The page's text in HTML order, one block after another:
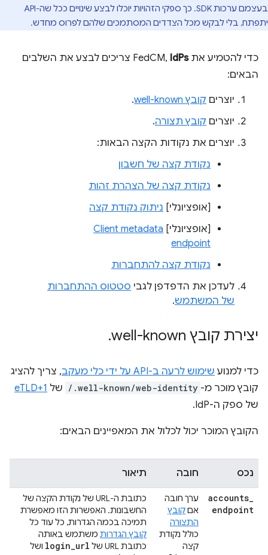
בעצמם ערכות SDK. כך ספקי הזהויות יוכלו לבצע שינויים ככל שה-API
יתפתח, בלי לבקש מכל הצדדים המסתמכים שלהם לפרוס מחדש.
כדי להטמיע את FedCM,IdPs
צריכים לבצע את השלבים
הבאים:
יוצרים קובץ well-known
.
יוצרים קובץ תצורה.
יוצרים את נקודות הקצה הבאות:
נקודת קצה של חשבון
נקודת קצה של הצהרת זהות
[אופציונלי] ניתוק נקודת קצה
[אופציונלי] Client metadata
endpoint
נקודת קצה להתחברות
לעדכן את הדפדפן לגבי סטטוס ההתחברות
של המשתמש.
יצירת קובץ ‎ .well-known
כדי למנוע שימוש לרעה ב-API על ידי כלי מעקב
, צריך להציג
קובץ מוכר מ- /.well-known/web-identity של eTLD+1
של ספק ה-IdP.
הקובץ המוכר יכול לכלול את המאפיינים הבאים:
נכס חובה תיאור
accounts_
endpoint
ערך חובה
אםקובץ
התצורה
כולל נקודת
קצה
כתובת ה-URL של נקודת הקצה של
החשבונות. האפשרות הזו מאפשרת
תמיכה בכמה הגדרות, כל עוד כל
קובץ הגדרות משתמש באותה
כתובת URL של
login_url ושל